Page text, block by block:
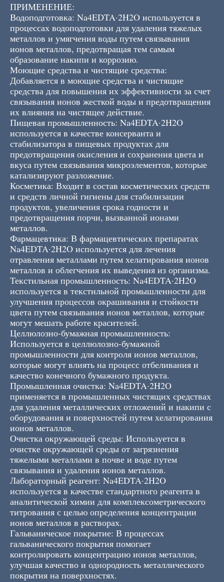
ПРИМЕНЕНИЕ:
Водоподготовка: Na4EDTA·2H2O используется в
процессах водоподготовки для удаления тяжелых
металлов и умягчения воды путем связывания
ионов металлов, предотвращая тем самым
образование накипи и коррозию.
Моющие средства и чистящие средства:
Добавляется в моющие средства и чистящие
средства для повышения их эффективности за счет
связывания ионов жесткой воды и предотвращения
их влияния на чистящее действие.
Пищевая промышленность: Na4EDTA·2H2O
используется в качестве консерванта и
стабилизатора в пищевых продуктах для
предотвращения окисления и сохранения цвета и
вкуса путем связывания микроэлементов, которые
катализируют разложение.
Косметика: Входит в состав косметических средств
и средств личной гигиены для стабилизации
продуктов, увеличения срока годности и
предотвращения порчи, вызванной ионами
металлов.
Фармацевтика: В фармацевтических препаратах
Na4EDTA·2H2O используется для лечения
отравления металлами путем хелатирования ионов
металлов и облегчения их выведения из организма.
Текстильная промышленность: Na4EDTA·2H2O
используется в текстильной промышленности для
улучшения процессов окрашивания и стойкости
цвета путем связывания ионов металлов, которые
могут мешать работе красителей.
Целлюлозно-бумажная промышленность:
Используется в целлюлозно-бумажной
промышленности для контроля ионов металлов,
которые могут влиять на процесс отбеливания и
качество конечного бумажного продукта.
Промышленная очистка: Na4EDTA·2H2O
применяется в промышленных чистящих средствах
для удаления металлических отложений и накипи с
оборудования и поверхностей путем хелатирования
ионов металлов.
Очистка окружающей среды: Используется в
очистке окружающей среды от загрязнения
тяжелыми металлами в почве и воде путем
связывания и удаления ионов металлов.
Лабораторный реагент: Na4EDTA·2H2O
используется в качестве стандартного реагента в
аналитической химии для комплексометрического
титрования с целью определения концентрации
ионов металлов в растворах.
Гальваническое покрытие: В процессах
гальванического покрытия помогает
контролировать концентрацию ионов металлов,
улучшая качество и однородность металлического
покрытия на поверхностях.